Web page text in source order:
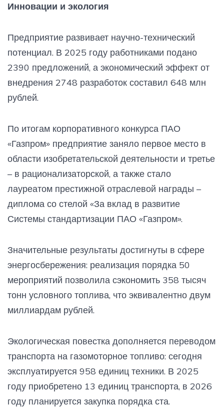
Инновации и экология
Предприятие развивает научно-технический
потенциал. В 2025 году работниками подано
2390 предложений, а экономический эффект от
внедрения 2748 разработок составил 648 млн
рублей.
По итогам корпоративного конкурса ПАО
«Газпром» предприятие заняло первое место в
области изобретательской деятельности и третье
– в рационализаторской, а также стало
лауреатом престижной отраслевой награды –
диплома со стелой «За вклад в развитие
Системы стандартизации ПАО «Газпром».
Значительные результаты достигнуты в сфере
энергосбережения: реализация порядка 50
мероприятий позволила сэкономить 358 тысяч
тонн условного топлива, что эквивалентно двум
миллиардам рублей.
Экологическая повестка дополняется переводом
транспорта на газомоторное топливо: сегодня
эксплуатируется 958 единиц техники. В 2025
году приобретено 13 единиц транспорта, в 2026
году планируется закупка порядка ста.